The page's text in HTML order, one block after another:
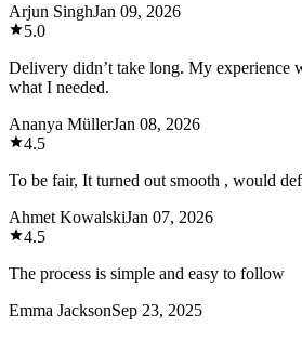
Arjun SinghJan 09, 2026
5.0
Delivery didn’t take long. My experience
what I needed.
Ananya MüllerJan 08, 2026
4.5
To be fair, It turned out smooth , would
Ahmet KowalskiJan 07, 2026
4.5
The process is simple and easy to follow
Emma JacksonSep 23, 2025